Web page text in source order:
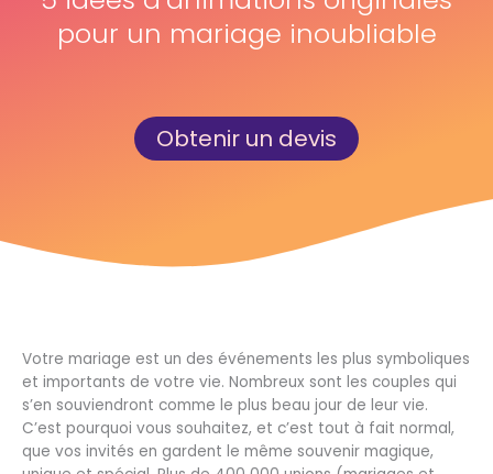
pour un mariage inoubliable
Obtenir un devis
Votre mariage est un des événements les plus symboliques
et importants de votre vie. Nombreux sont les couples qui
s’en souviendront comme le plus beau jour de leur vie.
C’est pourquoi vous souhaitez, et c’est tout à fait normal,
que vos invités en gardent le même souvenir magique,